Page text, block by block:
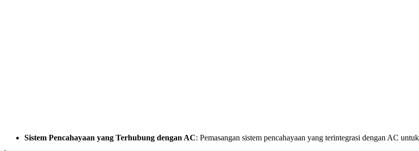
Sistem Pencahayaan yang Terhubung dengan AC: Pemasangan sistem pencahayaan yang terintegrasi dengan AC